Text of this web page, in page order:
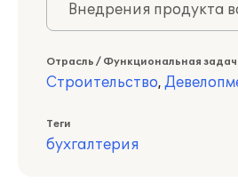
Внедрения продукта
Отрасль / Функциональная
Строительство,
Теги
бухгалтерия